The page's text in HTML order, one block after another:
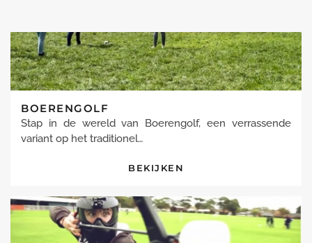
BOERENGOLF
Stap in de wereld van Boerengolf, een verrassende
variant op het traditionel…
BEKIJKEN